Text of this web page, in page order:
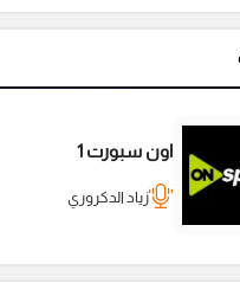
اون سبورت 1
زياد الدكروري